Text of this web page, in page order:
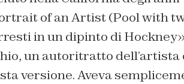
of an Artist (Pool with
in un dipinto di
un autoritratto dell’artista
versione. Aveva